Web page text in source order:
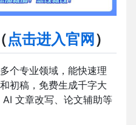
点击进入官网 ）
个专业领域，能快速理
初稿，免费生成千字大
文章改写、论文辅助等